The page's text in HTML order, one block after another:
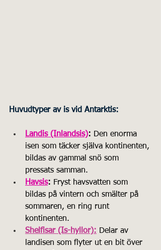
Huvudtyper av is vid Antarktis:
Landis (Inlandsis): Den enorma
isen som täcker själva kontinenten,
bildas av gammal snö som
pressats samman.
Havsis: Fryst havsvatten som
bildas på vintern och smälter på
sommaren, en ring runt
kontinenten.
Shelfisar (Is-hyllor): Delar av
landisen som flyter ut en bit över